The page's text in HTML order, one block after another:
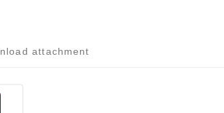
attachment